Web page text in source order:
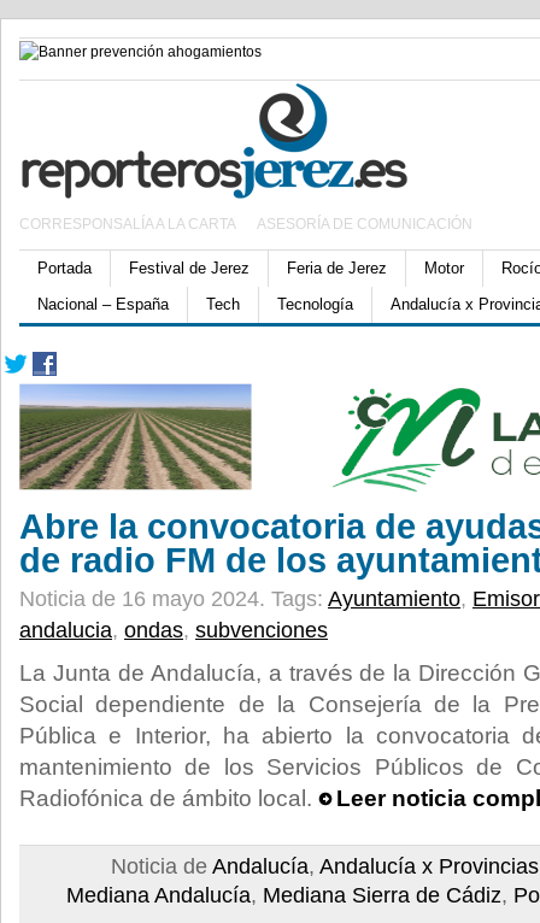
CORRESPONSALÍA A LA CARTA ASESORÍA DE COMUNICACIÓN
Portada Festival de Jerez Feria de Jerez Motor
Nacional – España
Tech Tecnología Andalucía x
Abre la convocatoria de
de radio FM de los
Noticia de 16 mayo 2024. Tags: Ayuntamiento,
andalucia, ondas, subvenciones
La Junta de Andalucía, a través de la Dirección
Social dependiente de la Consejería de la
Pública e Interior, ha abierto la convocatoria
mantenimiento de los Servicios Públicos de
Radiofónica de ámbito local.
Leer noticia
Noticia de Andalucía, Andalucía x Provincias
Mediana Andalucía, Mediana Sierra de Cádiz,